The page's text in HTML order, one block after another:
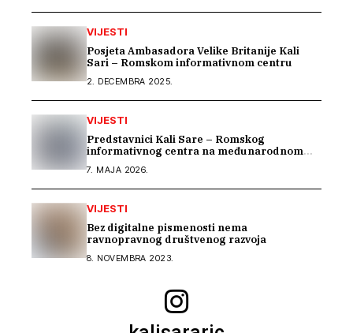
VIJESTI
Posjeta Ambasadora Velike Britanije Kali
Sari – Romskom informativnom centru
2. DECEMBRA 2025.
VIJESTI
Predstavnici Kali Sare – Romskog
informativnog centra na međunarodnom
7. MAJA 2026.
VIJESTI
Bez digitalne pismenosti nema
ravnopravnog društvenog razvoja
8. NOVEMBRA 2023.